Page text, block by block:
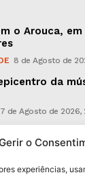
o
experiências,
o Arouca, em
8 de Agosto de
da
7 de Agosto de 2026,